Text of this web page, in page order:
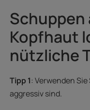
Schuppen
Kopfhaut
nützliche
Tipp 1: Verwenden
aggressiv sind.